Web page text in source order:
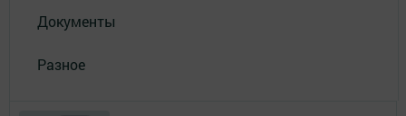
Документы
Разное